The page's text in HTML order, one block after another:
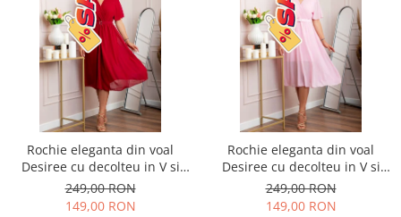
Rochie eleganta din voal
Desiree cu decolteu in V si
curea - Grena
249,00 RON
149,00 RON
Rochie eleganta din voal
Desiree cu decolteu in V si
curea - Roz pastel
249,00 RON
149,00 RON